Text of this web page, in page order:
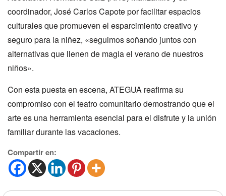
coordinador, José Carlos Capote por facilitar espacios
culturales que promueven el esparcimiento creativo y
seguro para la niñez, «seguimos soñando juntos con
alternativas que llenen de magia el verano de nuestros
niños».
Con esta puesta en escena, ATEGUA reafirma su
compromiso con el teatro comunitario demostrando que el
arte es una herramienta esencial para el disfrute y la unión
familiar durante las vacaciones.
Compartir en: